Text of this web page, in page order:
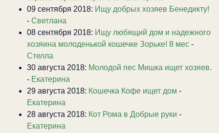
09 сентября 2018: Ищу добрых хозяев Бенедикту!
- Светлана
08 сентября 2018: Ищу любящий дом и надежного
хозяина молоденькой кошечке Зорьке! 8 мес -
Стелла
30 августа 2018: Молодой пес Мишка ищет хозяев.
- Екатерина
29 августа 2018: Кошечка Кофе ищет дом -
Екатерина
28 августа 2018: Кот Рома в Добрые руки -
Екатерина